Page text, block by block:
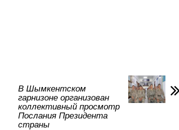
В Шымкентском
гарнизоне организован
коллективный просмотр
Послания Президента
страны